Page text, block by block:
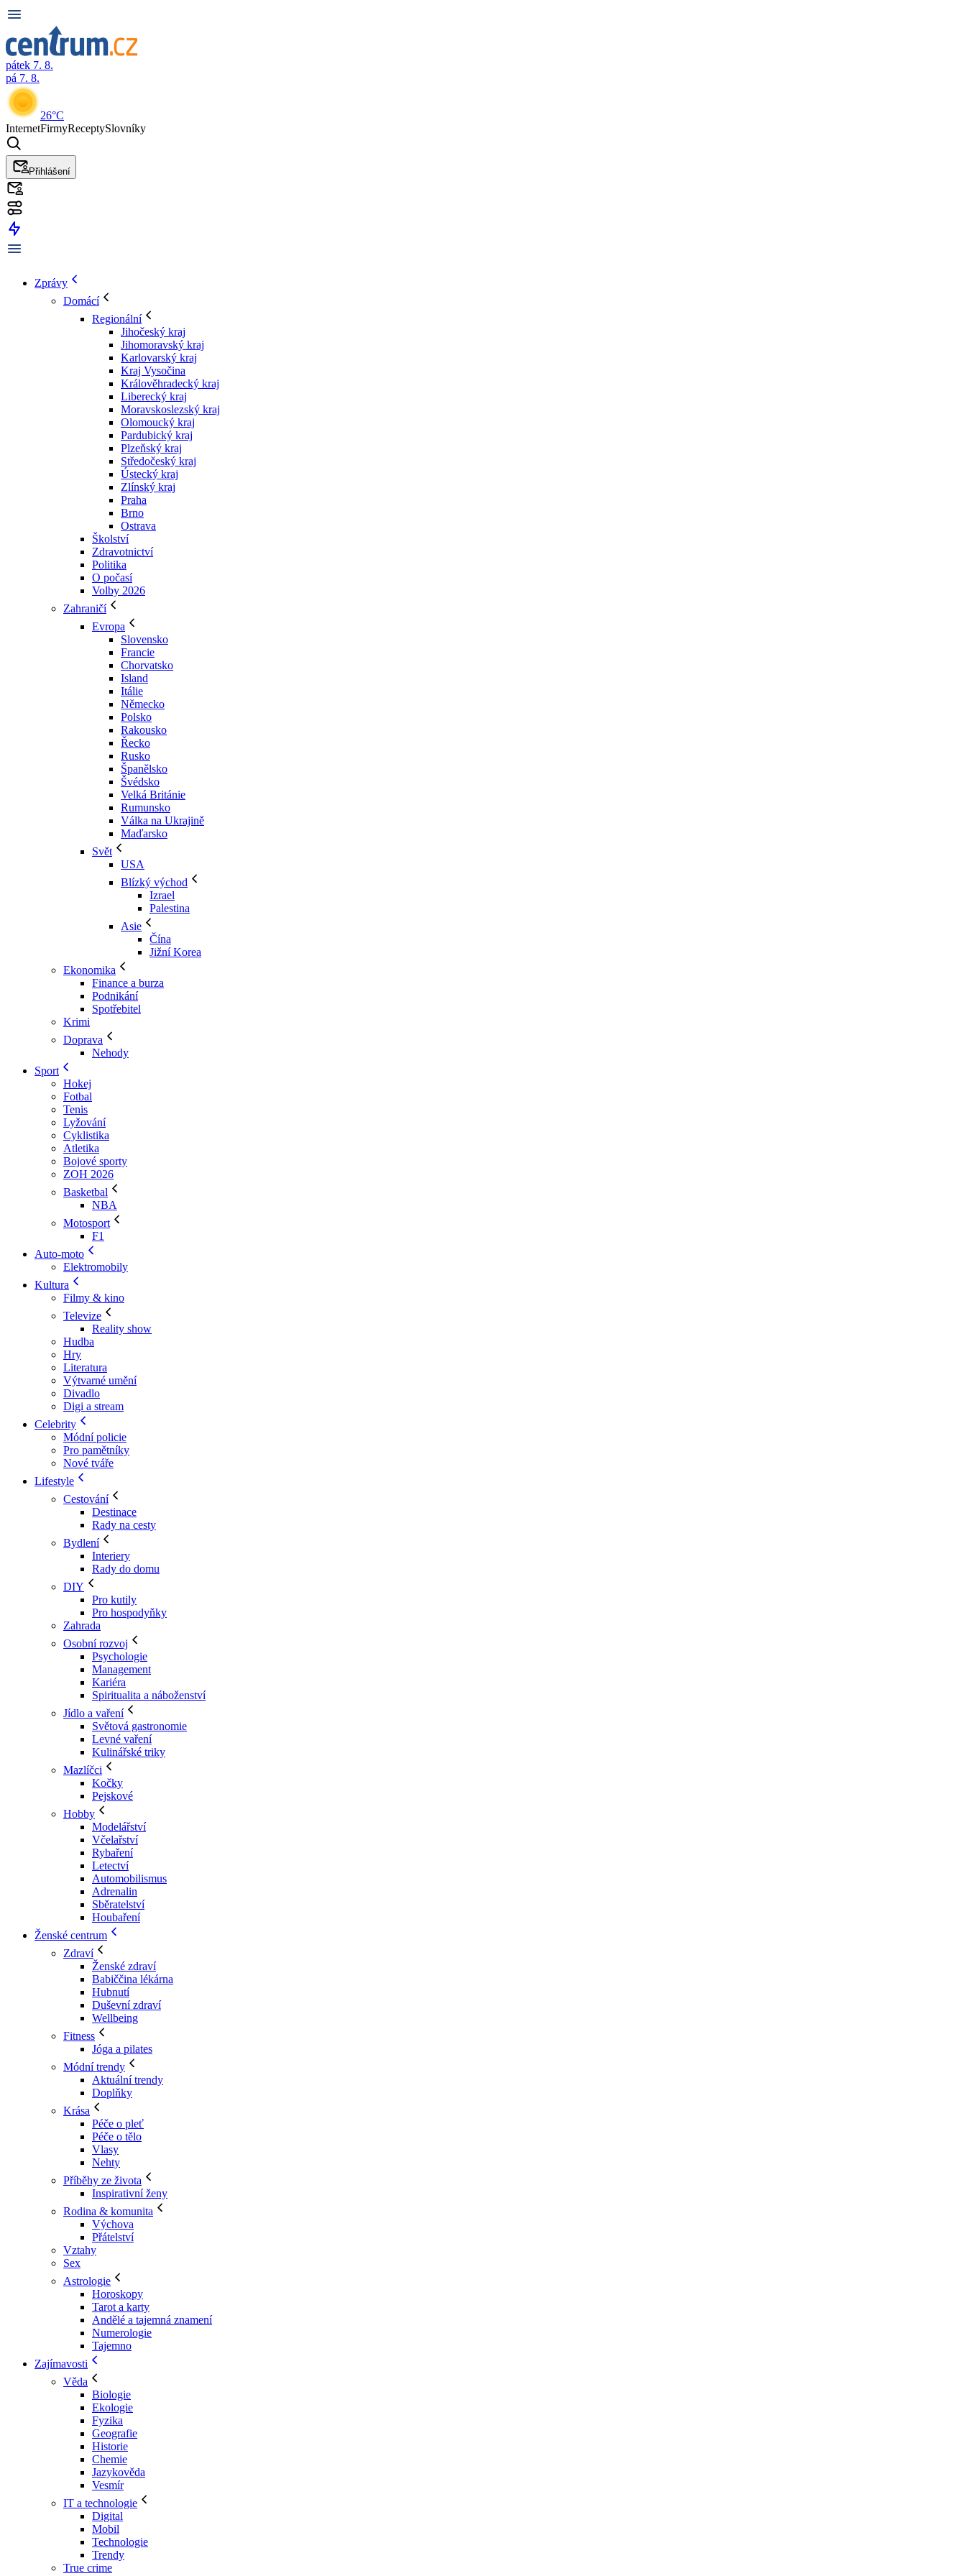
pátek 7. 8.
pá 7. 8.
26°C
InternetFirmyReceptySlovníky
Přihlášení
Zprávy
Domácí
Regionální
Jihočeský kraj
Jihomoravský kraj
Karlovarský kraj
Kraj Vysočina
Králověhradecký kraj
Liberecký kraj
Moravskoslezský kraj
Olomoucký kraj
Pardubický kraj
Plzeňský kraj
Středočeský kraj
Ústecký kraj
Zlínský kraj
Praha
Brno
Ostrava
Školství
Zdravotnictví
Politika
O počasí
Volby 2026
Zahraničí
Evropa
Slovensko
Francie
Chorvatsko
Island
Itálie
Německo
Polsko
Rakousko
Řecko
Rusko
Španělsko
Švédsko
Velká Británie
Rumunsko
Válka na Ukrajině
Maďarsko
Svět
USA
Blízký východ
Izrael
Palestina
Asie
Čína
Jižní Korea
Ekonomika
Finance a burza
Podnikání
Spotřebitel
Krimi
Doprava
Nehody
Sport
Hokej
Fotbal
Tenis
Lyžování
Cyklistika
Atletika
Bojové sporty
ZOH 2026
Basketbal
NBA
Motosport
F1
Auto-moto
Elektromobily
Kultura
Filmy & kino
Televize
Reality show
Hudba
Hry
Literatura
Výtvarné umění
Divadlo
Digi a stream
Celebrity
Módní policie
Pro pamětníky
Nové tváře
Lifestyle
Cestování
Destinace
Rady na cesty
Bydlení
Interiery
Rady do domu
DIY
Pro kutily
Pro hospodyňky
Zahrada
Osobní rozvoj
Psychologie
Management
Kariéra
Spiritualita a náboženství
Jídlo a vaření
Světová gastronomie
Levné vaření
Kulinářské triky
Mazlíčci
Kočky
Pejskové
Hobby
Modelářství
Včelařství
Rybaření
Letectví
Automobilismus
Adrenalin
Sběratelství
Houbaření
Ženské centrum
Zdraví
Ženské zdraví
Babiččina lékárna
Hubnutí
Duševní zdraví
Wellbeing
Fitness
Jóga a pilates
Módní trendy
Aktuální trendy
Doplňky
Krása
Péče o pleť
Péče o tělo
Vlasy
Nehty
Příběhy ze života
Inspirativní ženy
Rodina & komunita
Výchova
Přátelství
Vztahy
Sex
Astrologie
Horoskopy
Tarot a karty
Andělé a tajemná znamení
Numerologie
Tajemno
Zajímavosti
Věda
Biologie
Ekologie
Fyzika
Geografie
Historie
Chemie
Jazykověda
Vesmír
IT a technologie
Digital
Mobil
Technologie
Trendy
True crime